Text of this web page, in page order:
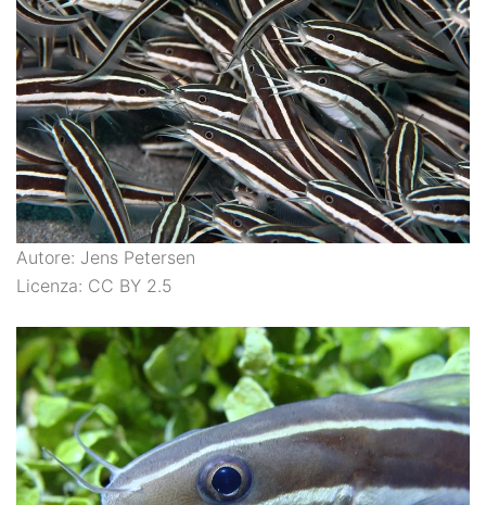
Autore: Jens Petersen
Licenza: CC BY 2.5